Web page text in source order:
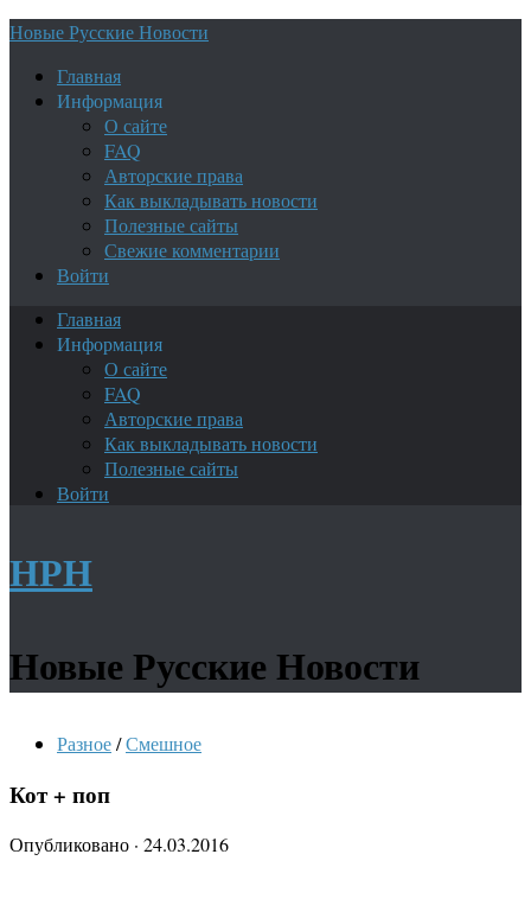
Новые Русские Новости
Главная
Информация
О сайте
FAQ
Авторские права
Как выкладывать новости
Полезные сайты
Свежие комментарии
Войти
Главная
Информация
О сайте
FAQ
Авторские права
Как выкладывать новости
Полезные сайты
Войти
НРН
Новые Русские Новости
Разное/Смешное
Кот + поп
Опубликовано · 24.03.2016